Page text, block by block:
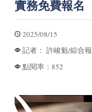
實務免費報名
2025/08/15
記者： 許峻魁/綜合報
點閱率： 852